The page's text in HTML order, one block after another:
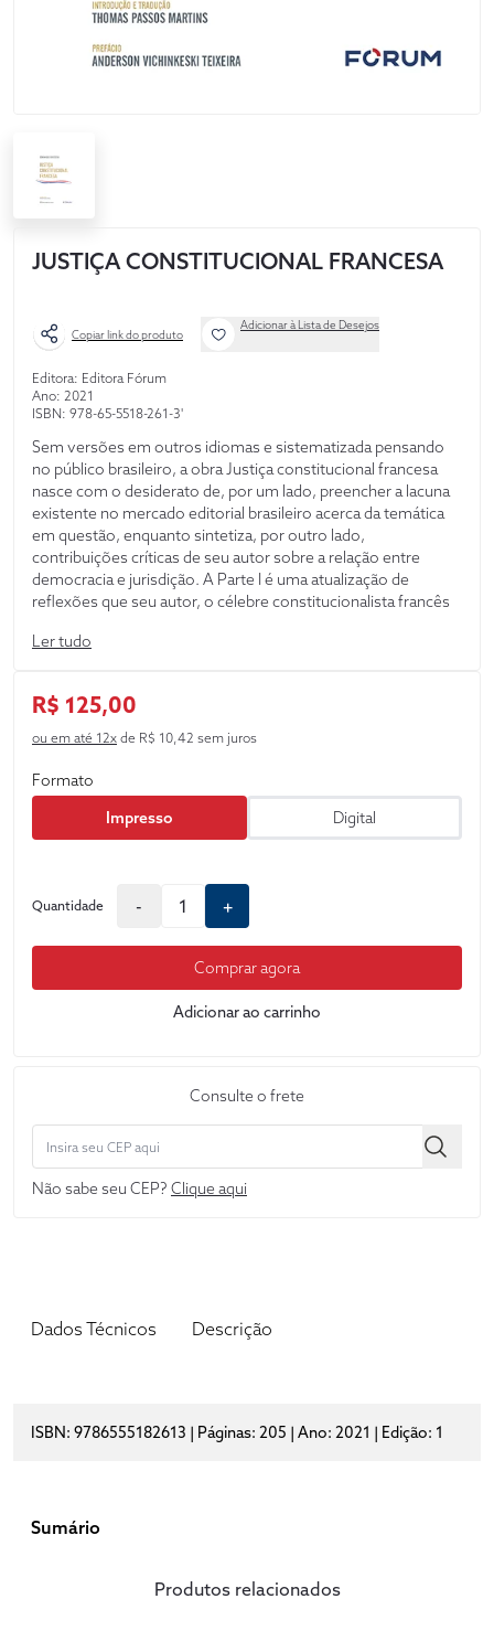
JUSTIÇA CONSTITUCIONAL FRANCESA
Copiar link do produto
Adicionar à Lista de Desejos
Editora: Editora Fórum
Ano: 2021
ISBN: 978-65-5518-261-3'
Sem versões em outros idiomas e sistematizada pensando
no público brasileiro, a obra Justiça constitucional francesa
nasce com o desiderato de, por um lado, preencher a lacuna
existente no mercado editorial brasileiro acerca da temática
em questão, enquanto sintetiza, por outro lado,
contribuições críticas de seu autor sobre a relação entre
democracia e jurisdição. A Parte I é uma atualização de
reflexões que seu autor, o célebre constitucionalista francês
Parte II podemos encontrar uma seleção de casos julgados na
Ler tudo
R$ 125,00
ou em até 12x de R$ 10,42 sem juros
Formato
Impresso
Digital
Quantidade - +
Comprar agora
Adicionar ao carrinho
Consulte o frete
Não sabe seu CEP? Clique aqui
Dados Técnicos Descrição
ISBN: 9786555182613 | Páginas: 205 | Ano: 2021 | Edição: 1
Sumário
Produtos relacionados